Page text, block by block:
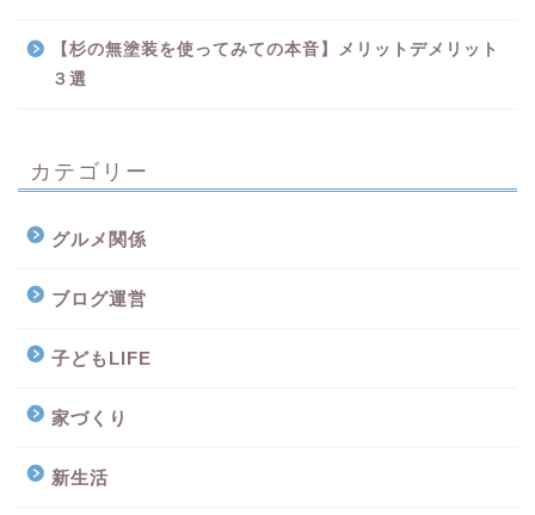
【杉の無塗装を使ってみての本音】メリットデメリット
３選
カテゴリー
グルメ関係
ブログ運営
子どもLIFE
家づくり
新生活